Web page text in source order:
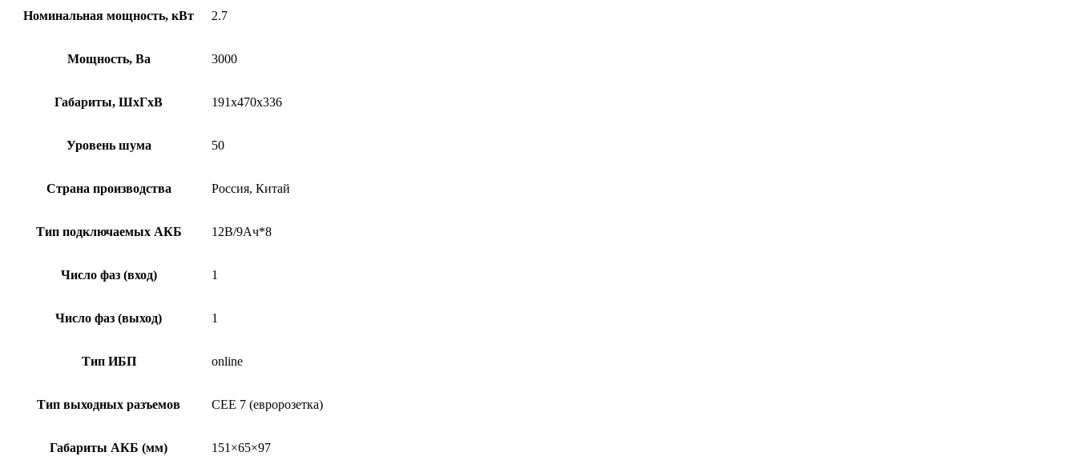
Номинальная мощность, кВт 2.7
Мощность, Ва 3000
Габариты, ШхГхВ 191х470х336
Уровень шума 50
Страна производства Россия, Китай
Тип подключаемых АКБ 12В/9Ач*8
Число фаз (вход) 1
Число фаз (выход) 1
Тип ИБП online
Тип выходных разъемов CEE 7 (евророзетка)
Габариты АКБ (мм) 151×65×97